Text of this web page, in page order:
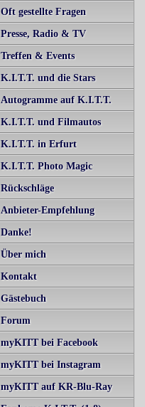
Oft gestellte Fragen
Presse, Radio & TV
Treffen & Events
K.I.T.T. und die Stars
Autogramme auf K.I.T.T.
K.I.T.T. und Filmautos
K.I.T.T. in Erfurt
K.I.T.T. Photo Magic
Rückschläge
Anbieter-Empfehlung
Danke!
Über mich
Kontakt
Gästebuch
Forum
myKITT bei Facebook
myKITT bei Instagram
myKITT auf KR-Blu-Ray
Street